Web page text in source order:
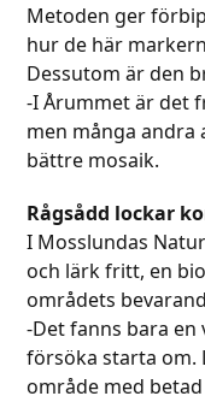
Metoden ger
hur de här
Dessutom är den
-I Årummet är det
men många andra
bättre mosaik.
Rågsådd lockar
I Mosslundas
och lärk fritt, en
områdets
-Det fanns bara
försöka starta om.
område med